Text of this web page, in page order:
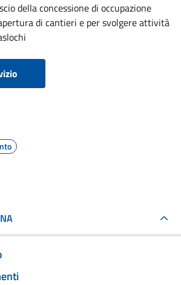
della concessione di occupazione
di cantieri e per svolgere attività